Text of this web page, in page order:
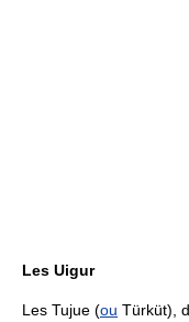
Les Uigur
Les Tujue (ou Türküt),